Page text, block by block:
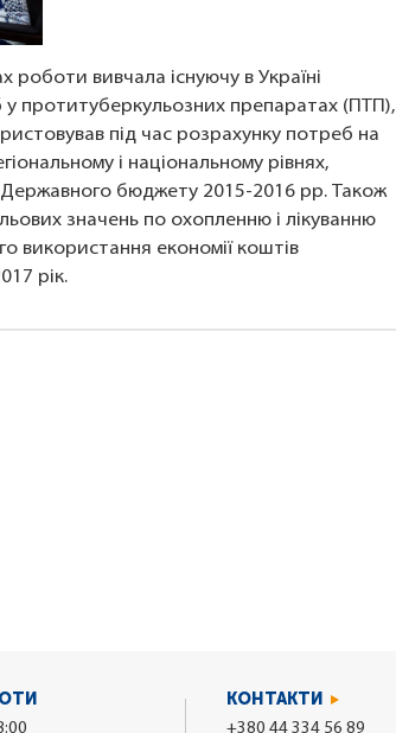
роботи вивчала існуючу в Україні
протитуберкульозних препаратах (ПТП),
під час розрахунку потреб на
і національному рівнях,
Державного бюджету 2015-2016 рр. Також
значень по охопленню і лікуванню
використання економії коштів
рік.
КОНТАКТИ
+380 44 334 56 89